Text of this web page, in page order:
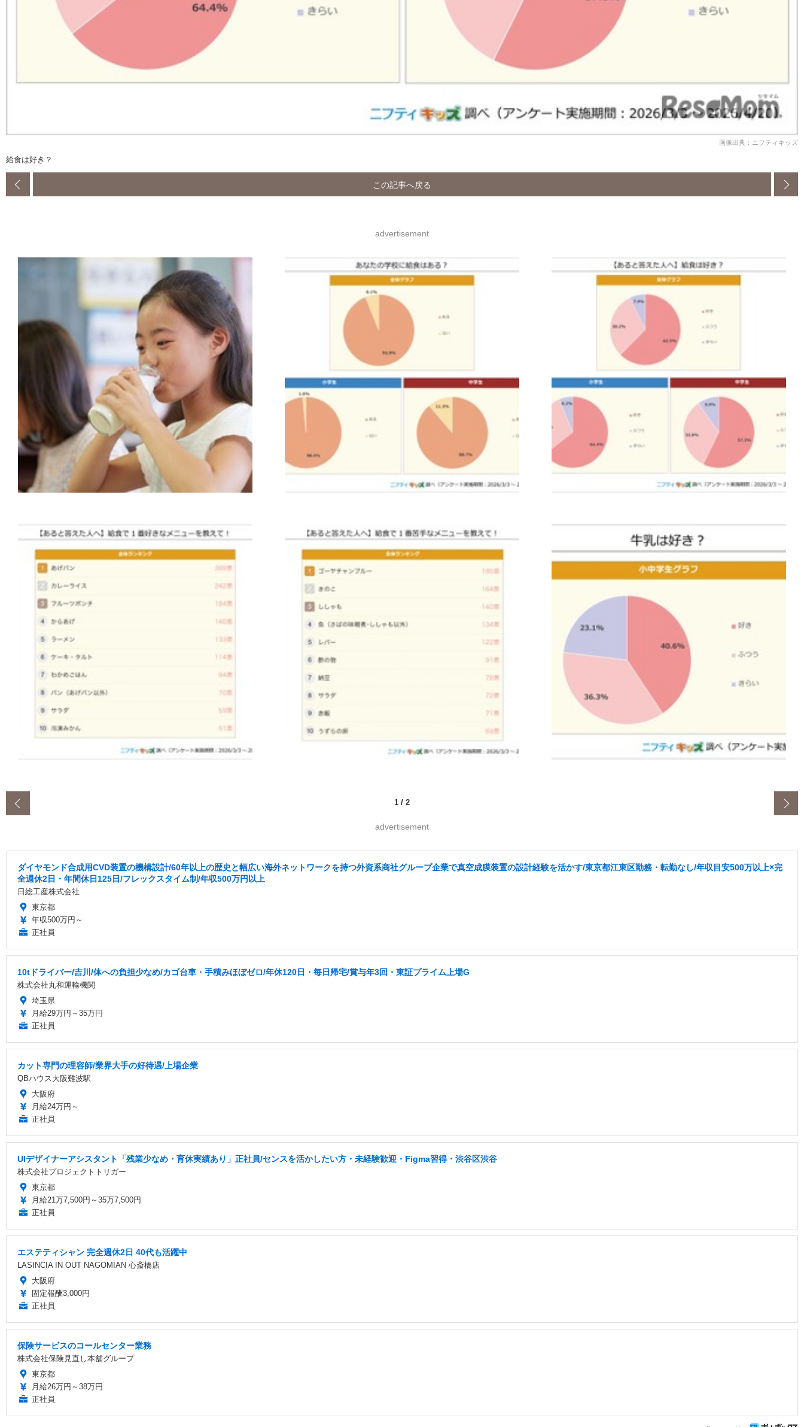
画像出典：ニフティキッズ
給食は好き？
この記事へ戻る
advertisement
1 / 2
advertisement
ダイヤモンド合成用CVD装置の機構設計/60年以上の歴史と幅広い海外ネットワークを持つ外資系商社グループ企業で真空成膜装置の設計経験を活かす/東京都江東区勤務・転勤なし/年収目安500万以上×完
全週休2日・年間休日125日/フレックスタイム制/年収500万円以上
日総工産株式会社
東京都
年収500万円～
正社員
10tドライバー/吉川/体への負担少なめ/カゴ台車・手積みほぼゼロ/年休120日・毎日帰宅/賞与年3回・東証プライム上場G
株式会社丸和運輸機関
埼玉県
月給29万円～35万円
正社員
カット専門の理容師/業界大手の好待遇/上場企業
QBハウス大阪難波駅
大阪府
月給24万円～
正社員
UIデザイナーアシスタント「残業少なめ・育休実績あり」正社員/センスを活かしたい方・未経験歓迎・Figma習得・渋谷区渋谷
株式会社プロジェクトトリガー
東京都
月給21万7,500円～35万7,500円
正社員
エステティシャン 完全週休2日 40代も活躍中
LASINCIA IN OUT NAGOMIAN 心斎橋店
大阪府
固定報酬3,000円
正社員
保険サービスのコールセンター業務
株式会社保険見直し本舗グループ
東京都
月給26万円～38万円
正社員